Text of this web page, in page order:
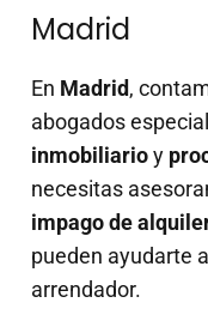
Madrid
En Madrid,
abogados
inmobiliarioy
necesitas
impago de
pueden ayudarte
arrendador.